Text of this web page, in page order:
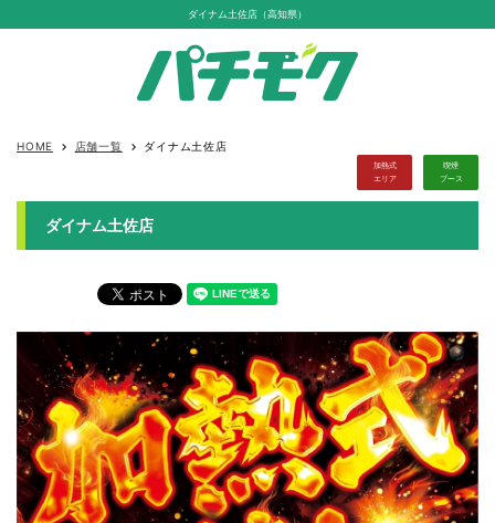
ダイナム土佐店（高知県）
HOME keyboard_arrow_right 店舗一覧 keyboard_arrow_right ダイナム土佐店
加熱式
エリア
喫煙
ブース
ダイナム土佐店